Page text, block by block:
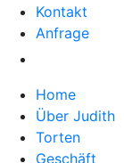
Kontakt
Anfrage
Home
Über Judith
Torten
Geschäft